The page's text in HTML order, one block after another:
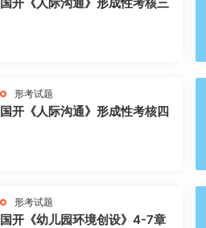
形考试题
国开《人际沟通》形成性考核四
形考试题
国开《幼儿园环境创设》4-7章